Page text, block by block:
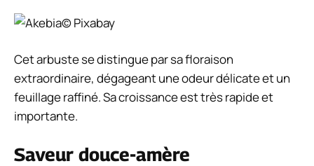
© Pixabay
Cet arbuste se distingue par sa floraison
extraordinaire, dégageant une odeur délicate et un
feuillage raffiné. Sa croissance est très rapide et
importante.
Saveur douce-amère